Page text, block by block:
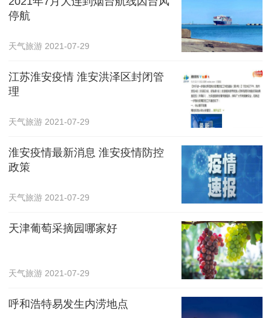
停航
天气旅游 2021-07-29
江苏淮安疫情 淮安洪泽区封闭管
理
天气旅游 2021-07-29
淮安疫情最新消息 淮安疫情防控
政策
天气旅游 2021-07-29
天津葡萄采摘园哪家好
天气旅游 2021-07-29
呼和浩特易发生内涝地点